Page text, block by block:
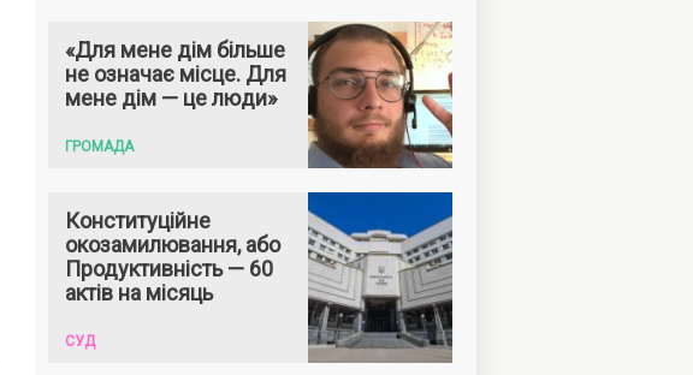
«Для мене дім більше
не означає місце. Для
мене дім — це люди»
ГРОМАДА
Конституційне
окозамилювання, або
Продуктивність — 60
актів на місяць
СУД